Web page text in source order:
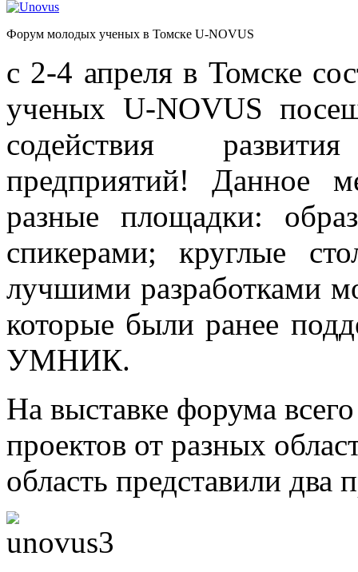
Форум молодых ученых в Томске U-NOVUS
с 2-4 апреля в Томске
ученых U-NOVUS
содействия
предприятий! Данное
разные площадки:
спикерами; круглые
лучшими разработками
которые были ранее
УМНИК.
На выставке форума
проектов от разных
область представили два